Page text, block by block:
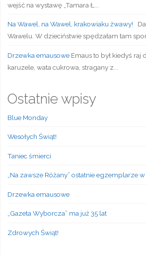
wejść na wystawę „Tamara Ł...
Na Wawel, na Wawel, krakowiaku żwawy!
Wawelu. W dzieciństwie spędzałam tam
Drzewka emausowe Emaus to był kiedyś raj
karuzele, wata cukrowa, stragany z...
Ostatnie wpisy
Blue Monday
Wesołych Świąt!
Taniec śmierci
„Na zawsze Różany” ostatnie egzemplarze
Drzewka emausowe
„Gazeta Wyborcza” ma już 35 lat
Zdrowych Świąt!